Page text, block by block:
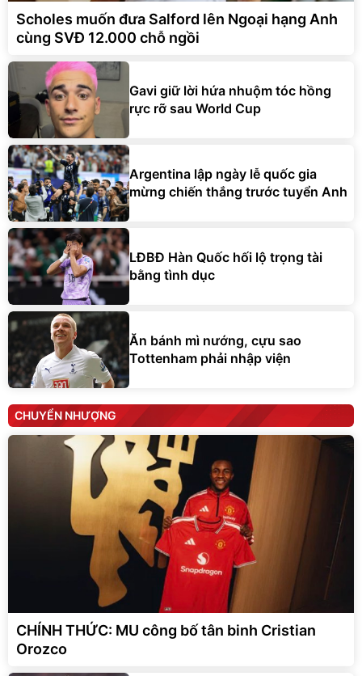
Scholes muốn đưa Salford lên Ngoại hạng Anh
cùng SVĐ 12.000 chỗ ngồi
Gavi giữ lời hứa nhuộm tóc hồng
rực rỡ sau World Cup
Argentina lập ngày lễ quốc gia
mừng chiến thắng trước tuyển Anh
LĐBĐ Hàn Quốc hối lộ trọng tài
bằng tình dục
Ăn bánh mì nướng, cựu sao
Tottenham phải nhập viện
CHUYỂN NHƯỢNG
CHÍNH THỨC: MU công bố tân binh Cristian
Orozco